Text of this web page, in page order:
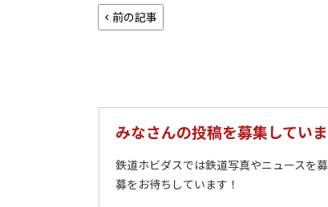
前の記事
みなさんの投稿を募集してい
鉄道ホビダスでは鉄道写真やニュースを
募をお待ちしています！